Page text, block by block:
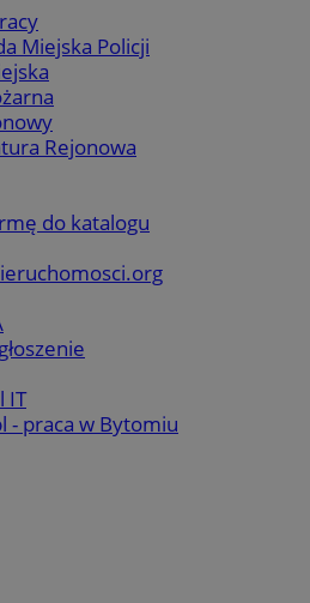
Miejska Policji
Rejonowa
do katalogu
IT
- praca w Bytomiu